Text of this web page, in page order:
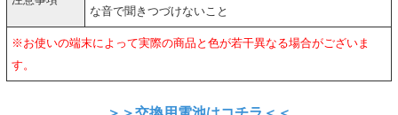
な音で聞きつづけないこと
※お使いの端末によって実際の商品と色が若干異なる場合がございま
す。